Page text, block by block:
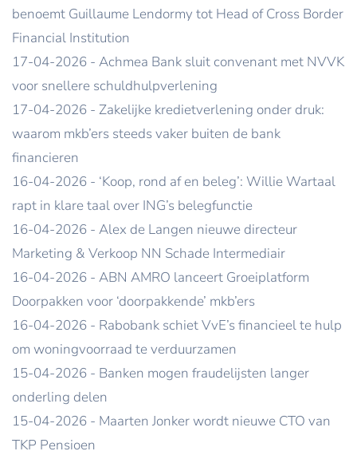
benoemt Guillaume Lendormy tot Head of Cross Border
Financial Institution
17-04-2026 - Achmea Bank sluit convenant met NVVK
voor snellere schuldhulpverlening
17-04-2026 - Zakelijke kredietverlening onder druk:
waarom mkb’ers steeds vaker buiten de bank
financieren
16-04-2026 - ‘Koop, rond af en beleg’: Willie Wartaal
rapt in klare taal over ING’s belegfunctie
16-04-2026 - Alex de Langen nieuwe directeur
Marketing & Verkoop NN Schade Intermediair
16-04-2026 - ABN AMRO lanceert Groeiplatform
Doorpakken voor ‘doorpakkende’ mkb’ers
16-04-2026 - Rabobank schiet VvE’s financieel te hulp
om woningvoorraad te verduurzamen
15-04-2026 - Banken mogen fraudelijsten langer
onderling delen
15-04-2026 - Maarten Jonker wordt nieuwe CTO van
TKP Pensioen